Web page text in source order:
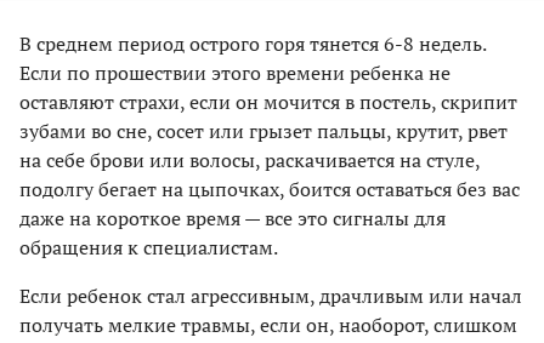
В среднем период острого горя тянется 6-8 недель.
Если по прошествии этого времени ребенка не
оставляют страхи, если он мочится в постель, скрипит
зубами во сне, сосет или грызет пальцы, крутит, рвет
на себе брови или волосы, раскачивается на стуле,
подолгу бегает на цыпочках, боится оставаться без вас
даже на короткое время — все это сигналы для
обращения к специалистам.
Если ребенок стал агрессивным, драчливым или начал
получать мелкие травмы, если он, наоборот, слишком